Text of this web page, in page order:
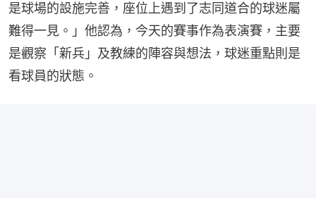
是球場的設施完善，座位上遇到了志同道合的球迷屬
難得一見。」他認為，今天的賽事作為表演賽，主要
是觀察「新兵」及教練的陣容與想法，球迷重點則是
看球員的狀態。